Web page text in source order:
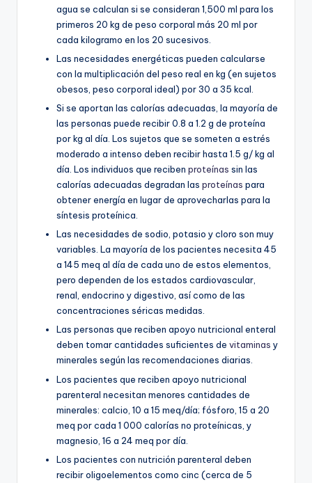
agua se calculan si se consideran 1,500 ml para los
primeros 20 kg de peso corporal más 20 ml por
cada kilogramo en los 20 sucesivos.
Las necesidades energéticas pueden calcularse
con la multiplicación del peso real en kg (en sujetos
obesos, peso corporal ideal) por 30 a 35 kcal.
Si se aportan las calorías adecuadas, la mayoría de
las personas puede recibir 0.8 a 1.2 g de proteína
por kg al día. Los sujetos que se someten a estrés
moderado a intenso deben recibir hasta 1.5 g/ kg al
día. Los individuos que reciben proteínas sin las
calorías adecuadas degradan las proteínas para
obtener energía en lugar de aprovecharlas para la
síntesis proteínica.
Las necesidades de sodio, potasio y cloro son muy
variables. La mayoría de los pacientes necesita 45
a 145 meq al día de cada uno de estos elementos,
pero dependen de los estados cardiovascular,
renal, endocrino y digestivo, así como de las
concentraciones séricas medidas.
Las personas que reciben apoyo nutricional enteral
deben tomar cantidades suficientes de vitaminas y
minerales según las recomendaciones diarias.
Los pacientes que reciben apoyo nutricional
parenteral necesitan menores cantidades de
minerales: calcio, 10 a 15 meq/día; fósforo, 15 a 20
meq por cada 1 000 calorías no proteínicas, y
magnesio, 16 a 24 meq por día.
Los pacientes con nutrición parenteral deben
recibir oligoelementos como cinc (cerca de 5